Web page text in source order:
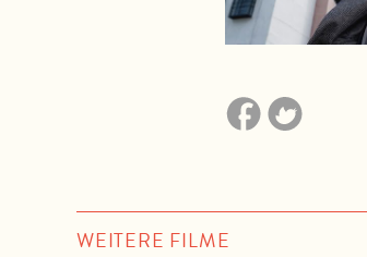
WEITERE FILME